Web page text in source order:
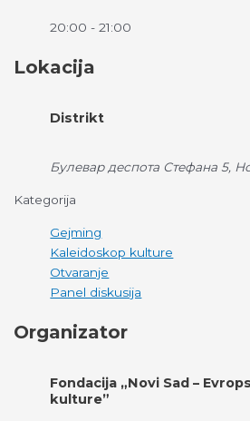
20:00 - 21:00
Lokacija
Distrikt
Булевар деспота Стефана 5,
Kategorija
Gejming
Kaleidoskop kulture
Otvaranje
Panel diskusija
Organizator
Fondacija „Novi Sad –
kulture”